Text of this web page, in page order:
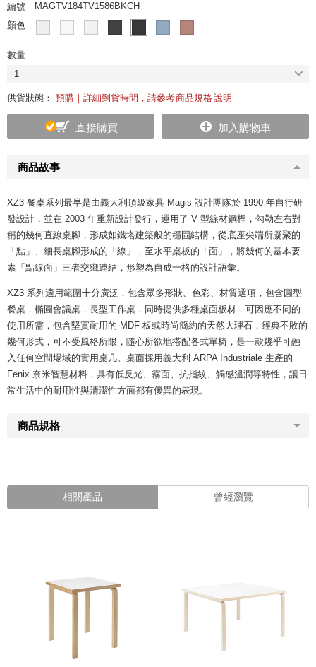
商品故事
XZ3 餐桌系列最早是由義大利頂級家具 Magis 設計團隊於 1990 年自行研
發設計，並在 2003 年重新設計發行，運用了 V 型線材鋼桿，勾勒左右對
稱的幾何直線桌腳，形成如鐵塔建築般的穩固結構，從底座尖端所凝聚的
「點」、細長桌腳形成的「線」，至水平桌板的「面」，將幾何的基本要
素「點線面」三者交織連結，形塑為自成一格的設計語彙。
XZ3 系列適用範圍十分廣泛，包含眾多形狀、色彩、材質選項，包含圓型
餐桌，橢圓會議桌，長型工作桌，同時提供多種桌面板材，可因應不同的
使用所需，包含堅實耐用的 MDF 板或時尚簡約的天然大理石，經典不敗的
幾何形式，可不受風格所限，隨心所欲地搭配各式單椅，是一款幾乎可融
入任何空間場域的實用桌几。桌面採用義大利 ARPA Industriale 生產的
Fenix 奈米智慧材料，具有低反光、霧面、抗指紋、觸感溫潤等特性，讓日
常生活中的耐用性與清潔性方面都有優異的表現。
商品規格
編號
MAGTV184TV1586BKCH
顏色
數量
1
供貨狀態： 預購｜詳細到貨時間，請參考商品規格說明
直接購買 加入購物車
相關產品 曾經瀏覽